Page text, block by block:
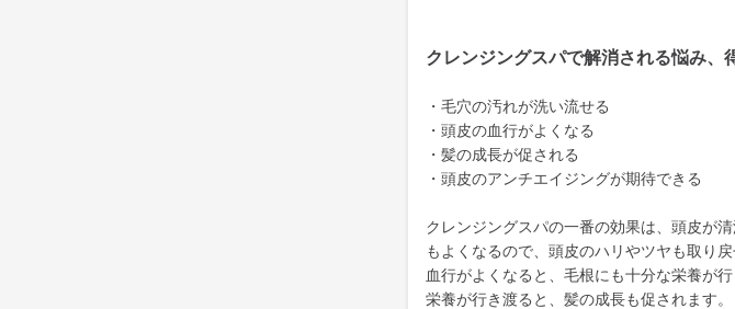
クレンジングスパで解消される悩み、
・毛穴の汚れが洗い流せる
・頭皮の血行がよくなる
・髪の成長が促される
・頭皮のアンチエイジングが期待できる
クレンジングスパの一番の効果は、頭皮が
もよくなるので、頭皮のハリやツヤも取り戻
血行がよくなると、毛根にも十分な栄養が
栄養が行き渡ると、髪の成長も促されます。